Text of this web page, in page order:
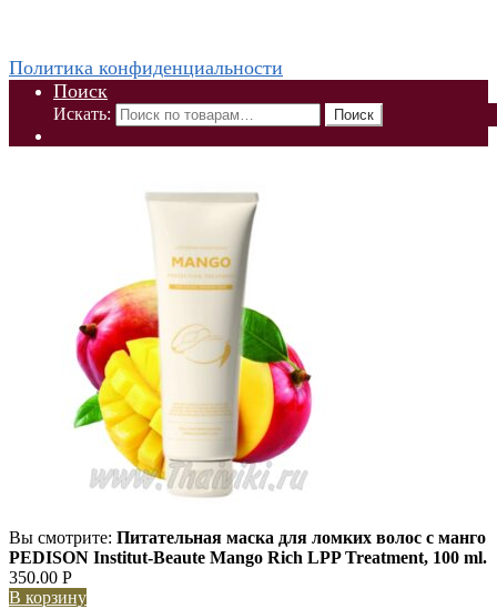
Политика конфиденциальности
Поиск
Искать: Поиск
Вы смотрите: Питательная маска для ломких волос с манго
PEDISON Institut-Beaute Mango Rich LPP Treatment, 100 ml.
350.00 Р
В корзину